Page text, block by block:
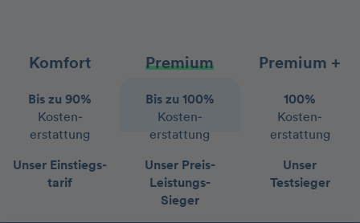
Komfort Premium Premium +
Bis zu 90%
Kosten­
erstattung
Bis zu 100%
Kosten­
erstattung
100%
Kosten­
erstattung
Unser Einstiegs­
tarif
Unser Preis-
Leistungs-
Sieger
Unser
Testsieger